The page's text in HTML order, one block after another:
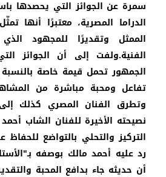
سمرة عن الجوائز التي يحصدها
الدراما المصرية، معتبرًا أنها
الممثل وتقديرًا للمجهود
الفنية.ولفت إلى أن الجوائز
الجمهور تحمل قيمة خاصة
تفاعل ومحبة مباشرة من
وتطرق الفنان المصري كذلك
نصيحته الأخيرة للفنان الشاب
التركيز والتحلي بالتواضع
رد عليه أحمد مالك بوصفه
أن حديثه جاء بدافع المحبة